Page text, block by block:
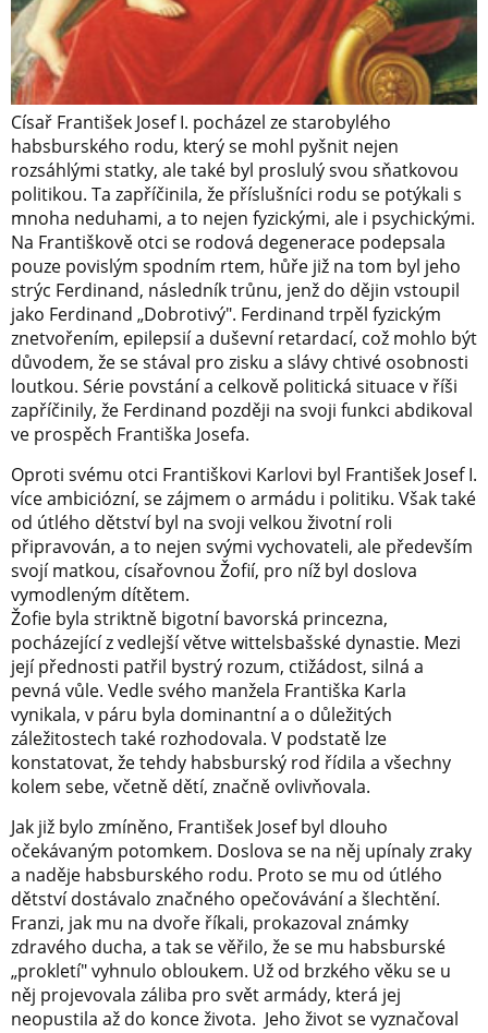
Císař František Josef I. pocházel ze starobylého
habsburského rodu, který se mohl pyšnit nejen
rozsáhlými statky, ale také byl proslulý svou sňatkovou
politikou. Ta zapříčinila, že příslušníci rodu se potýkali s
mnoha neduhami, a to nejen fyzickými, ale i psychickými.
Na Františkově otci se rodová degenerace podepsala
pouze povislým spodním rtem, hůře již na tom byl jeho
strýc Ferdinand, následník trůnu, jenž do dějin vstoupil
jako Ferdinand „Dobrotivý". Ferdinand trpěl fyzickým
znetvořením, epilepsií a duševní retardací, což mohlo být
důvodem, že se stával pro zisku a slávy chtivé osobnosti
loutkou. Série povstání a celkově politická situace v říši
zapříčinily, že Ferdinand později na svoji funkci abdikoval
ve prospěch Františka Josefa.
Oproti svému otci Františkovi Karlovi byl František Josef I.
více ambiciózní, se zájmem o armádu i politiku. Však také
od útlého dětství byl na svoji velkou životní roli
připravován, a to nejen svými vychovateli, ale především
svojí matkou, císařovnou Žofií, pro níž byl doslova
vymodleným dítětem.
Žofie byla striktně bigotní bavorská princezna,
pocházející z vedlejší větve wittelsbašské dynastie. Mezi
její přednosti patřil bystrý rozum, ctižádost, silná a
pevná vůle. Vedle svého manžela Františka Karla
vynikala, v páru byla dominantní a o důležitých
záležitostech také rozhodovala. V podstatě lze
konstatovat, že tehdy habsburský rod řídila a všechny
kolem sebe, včetně dětí, značně ovlivňovala.
Jak již bylo zmíněno, František Josef byl dlouho
očekávaným potomkem. Doslova se na něj upínaly zraky
a naděje habsburského rodu. Proto se mu od útlého
dětství dostávalo značného opečovávání a šlechtění.
Franzi, jak mu na dvoře říkali, prokazoval známky
zdravého ducha, a tak se věřilo, že se mu habsburské
„prokletí" vyhnulo obloukem. Už od brzkého věku se u
něj projevovala záliba pro svět armády, která jej
neopustila až do konce života. Jeho život se vyznačoval